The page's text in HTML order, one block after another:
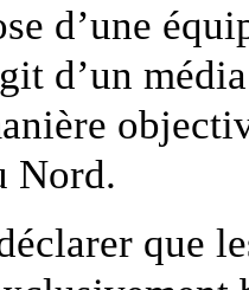
d’une
d’un
Nord.
que